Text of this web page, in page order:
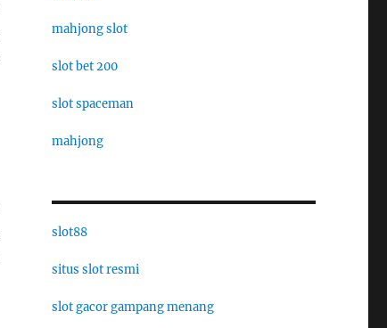
mahjong slot
slot bet 200
slot spaceman
mahjong
slot88
situs slot resmi
slot gacor gampang menang